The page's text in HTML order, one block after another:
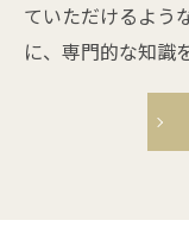
ていただけるよう
に、専門的な知識